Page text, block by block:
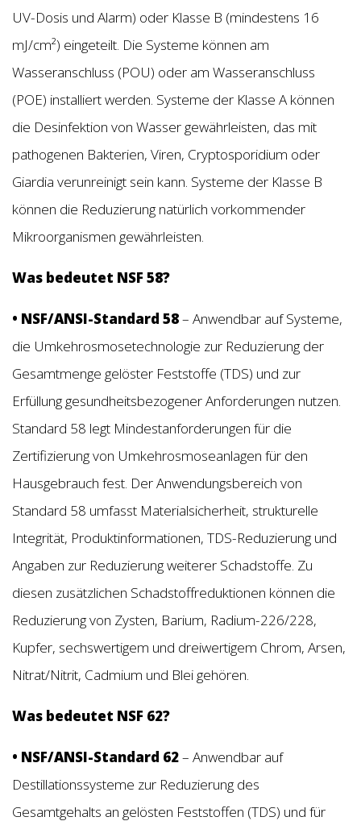
UV-Dosis und Alarm) oder Klasse B (mindestens 16
mJ/cm²) eingeteilt. Die Systeme können am
Wasseranschluss (POU) oder am Wasseranschluss
(POE) installiert werden. Systeme der Klasse A können
die Desinfektion von Wasser gewährleisten, das mit
pathogenen Bakterien, Viren, Cryptosporidium oder
Giardia verunreinigt sein kann. Systeme der Klasse B
können die Reduzierung natürlich vorkommender
Mikroorganismen gewährleisten.
Was bedeutet NSF 58?
• NSF/ANSI-Standard 58– Anwendbar auf Systeme,
die Umkehrosmosetechnologie zur Reduzierung der
Gesamtmenge gelöster Feststoffe (TDS) und zur
Erfüllung gesundheitsbezogener Anforderungen nutzen.
Standard 58 legt Mindestanforderungen für die
Zertifizierung von Umkehrosmoseanlagen für den
Hausgebrauch fest. Der Anwendungsbereich von
Standard 58 umfasst Materialsicherheit, strukturelle
Integrität, Produktinformationen, TDS-Reduzierung und
Angaben zur Reduzierung weiterer Schadstoffe. Zu
diesen zusätzlichen Schadstoffreduktionen können die
Reduzierung von Zysten, Barium, Radium-226/228,
Kupfer, sechswertigem und dreiwertigem Chrom, Arsen,
Nitrat/Nitrit, Cadmium und Blei gehören.
Was bedeutet NSF 62?
• NSF/ANSI-Standard 62– Anwendbar auf
Destillationssysteme zur Reduzierung des
Gesamtgehalts an gelösten Feststoffen (TDS) und für